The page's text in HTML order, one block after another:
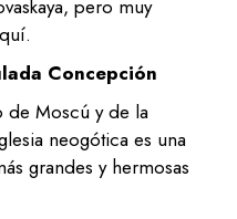
pero muy
Concepción
Moscú y de la
neogótica es una
grandes y hermosas